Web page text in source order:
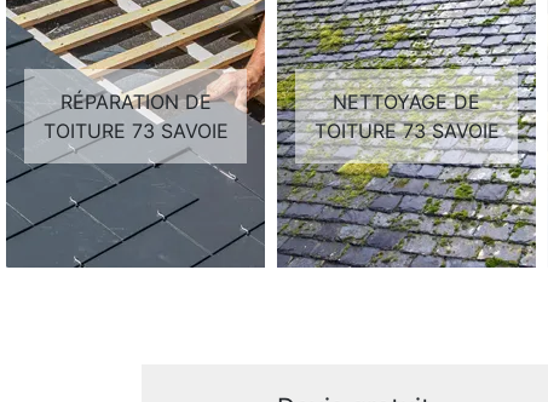
RÉPARATION DE
TOITURE 73 SAVOIE
NETTOYAGE DE
TOITURE 73 SAVOIE